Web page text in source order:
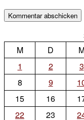
M
D
1
2 3
8
9
15
16
22
23